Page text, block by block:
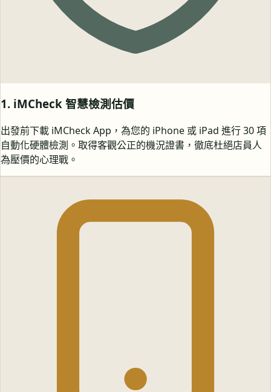
1. iMCheck 智慧檢測估價
出發前下載 iMCheck App，為您的 iPhone 或 iPad 進行 30 項
自動化硬體檢測。取得客觀公正的機況證書，徹底杜絕店員人
為壓價的心理戰。